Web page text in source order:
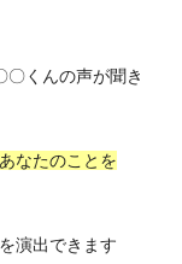
くんの声が聞き
なたのことを
演出できます